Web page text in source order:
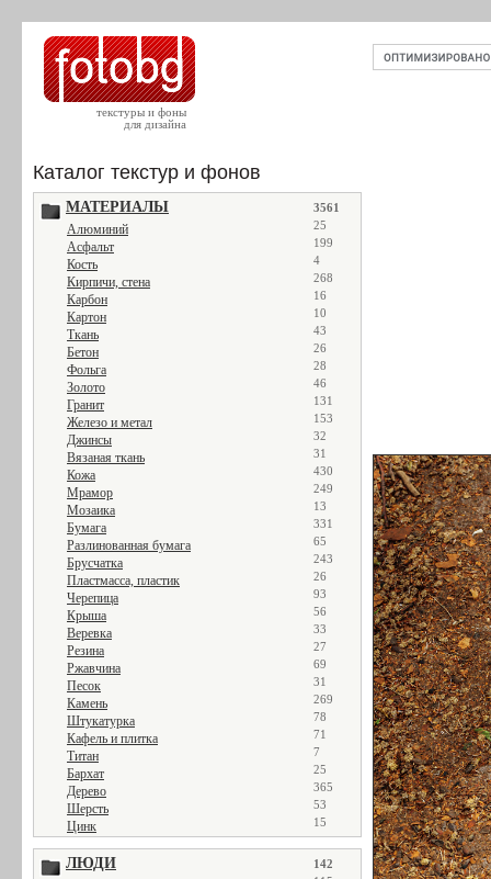
текстуры и фоны
для дизайна
Каталог текстур и фонов
МАТЕРИАЛЫ 3561
Алюминий 25
Асфальт 199
Кость 4
Кирпичи, стена 268
Карбон 16
Картон 10
Ткань 43
Бетон 26
Фольга 28
Золото 46
Гранит 131
Железо и метал 153
Джинсы 32
Вязаная ткань 31
Кожа 430
Мрамор 249
Мозаика 13
Бумага 331
Разлинованная бумага 65
Брусчатка 243
Пластмасса, пластик 26
Черепица 93
Крыша 56
Веревка 33
Резина 27
Ржавчина 69
Песок 31
Камень 269
Штукатурка 78
Кафель и плитка 71
Титан 7
Бархат 25
Дерево 365
Шерсть 53
Цинк 15
ЛЮДИ 142